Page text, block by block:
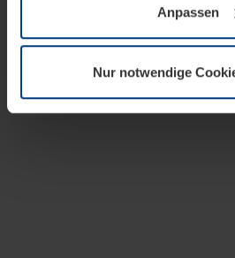
notwendig sind. Für alle anderen
wir Ihre Erlaubnis. Ihre
Datenschutzerklärungunserer
widerrufen.
Anpassen
Nur notwendige